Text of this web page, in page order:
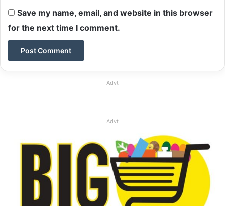
Save my name, email, and website in this browser
for the next time I comment.
Advt
Advt